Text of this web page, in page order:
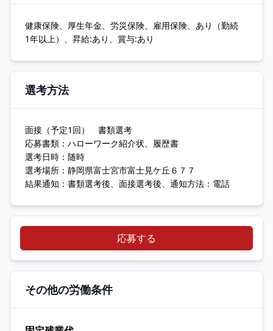
健康保険、厚生年金、労災保険、雇用保険、あり（勤続
1年以上）、昇給:あり、賞与:あり
選考方法
面接（予定1回） 書類選考
応募書類：ハローワーク紹介状、履歴書
選考日時：随時
選考場所：静岡県富士宮市富士見ケ丘６７７
結果通知：書類選考後、面接選考後、通知方法：電話
応募する
その他の労働条件